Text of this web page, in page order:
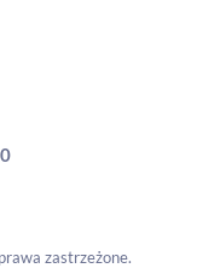
zastrzeżone.